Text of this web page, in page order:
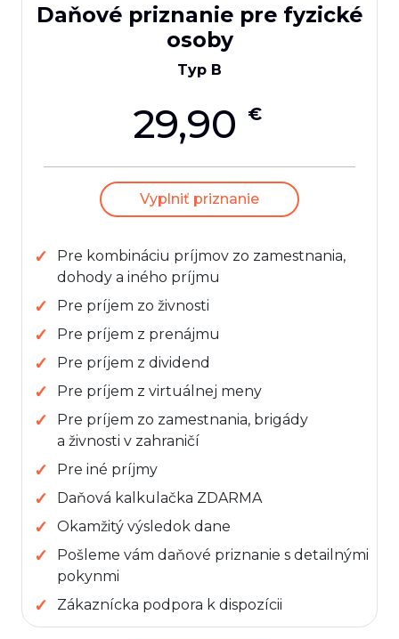
Daňové priznanie pre fyzické
osoby
Typ B
29,90 €
Vyplniť priznanie
Pre kombináciu príjmov zo zamestnania,
dohody a iného príjmu
Pre príjem zo živnosti
Pre príjem z prenájmu
Pre príjem z dividend
Pre príjem z virtuálnej meny
Pre príjem zo zamestnania, brigády
a živnosti v zahraničí
Pre iné príjmy
Daňová kalkulačka ZDARMA
Okamžitý výsledok dane
Pošleme vám daňové priznanie s detailnými
pokynmi
Zákaznícka podpora k dispozícii